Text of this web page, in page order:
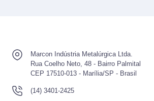
Marcon Indústria Metalúrgica Ltda.
Rua Coelho Neto, 48 - Bairro Palmital
CEP 17510-013 - Marília/SP - Brasil
(14) 3401-2425